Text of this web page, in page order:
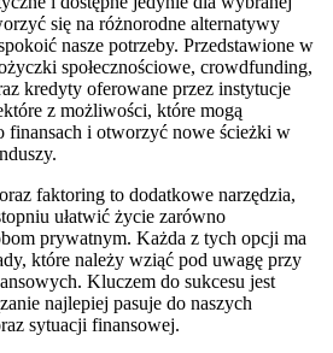
się na różnorodne alternatywy
nasze potrzeby. Przedstawione w
społecznościowe, crowdfunding,
kredyty oferowane przez instytucje
z możliwości, które mogą
finansach i otworzyć nowe ścieżki w
faktoring to dodatkowe narzędzia,
ułatwić życie zarówno
prywatnym. Każda z tych opcji ma
które należy wziąć pod uwagę przy
Kluczem do sukcesu jest
najlepiej pasuje do naszych
sytuacji finansowej.